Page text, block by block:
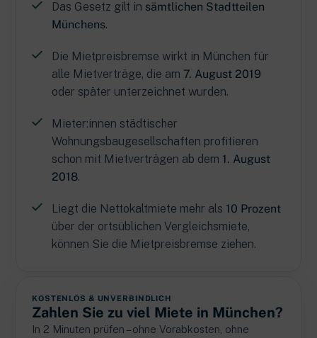
Das Gesetz gilt in sämtlichen Stadtteilen
Münchens.
Die Mietpreisbremse wirkt in München für
alle Mietverträge, die am 7. August 2019
oder später unterzeichnet wurden.
Mieter:innen städtischer
Wohnungsbaugesellschaften profitieren
schon mit Mietverträgen ab dem 1. August
2018.
Liegt die Nettokaltmiete mehr als 10 Prozent
über der ortsüblichen Vergleichsmiete,
können Sie die Mietpreisbremse ziehen.
KOSTENLOS & UNVERBINDLICH
Zahlen Sie zu viel Miete in München?
In 2 Minuten prüfen – ohne Vorabkosten, ohne